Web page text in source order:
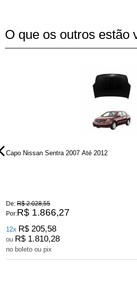
O que os outros estão
Capo Nissan Sentra 2007 Até 2012
De: R$ 2.028,55
Por:R$ 1.866,27
12x R$ 205,58
ou R$ 1.810,28
no boleto ou pix